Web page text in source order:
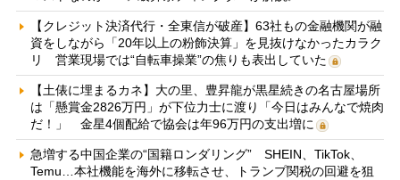
【クレジット決済代行・全東信が破産】63社もの金融機関が融
資をしながら「20年以上の粉飾決算」を見抜けなかったカラク
リ 営業現場では“自転車操業”の焦りも表出していた
【土俵に埋まるカネ】大の里、豊昇龍が黒星続きの名古屋場所
は「懸賞金2826万円」が下位力士に渡り「今日はみんなで焼肉
だ！」 金星4個配給で協会は年96万円の支出増に
急増する中国企業の“国籍ロンダリング” SHEIN、TikTok、
Temu…本社機能を海外に移転させ、トランプ関税の回避を狙